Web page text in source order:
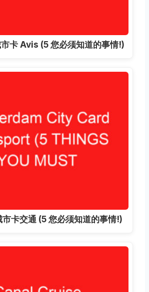
卡 Avis (5 您必须知道的事情!)
卡交通 (5 您必须知道的事情!)